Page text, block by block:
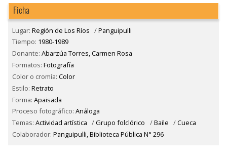
Ficha
Lugar: Región de Los Ríos /Panguipulli
Tiempo: 1980-1989
Donante: Abarzúa Torres, Carmen Rosa
Formatos: Fotografía
Color o cromía: Color
Estilo: Retrato
Forma: Apaisada
Proceso fotográfico: Análoga
Temas: Actividad artística /Grupo folclórico /Baile /Cueca
Colaborador: Panguipulli, Biblioteca Pública N° 296